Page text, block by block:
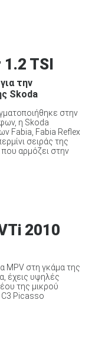
1.2 TSI
την
Skoda
στην
η Skoda
Fabia, Fabia Reflex
σειράς της
αρμόζει στην
2010
MPV στη γκάμα της
έχεις υψηλές
της μικρού
Picasso